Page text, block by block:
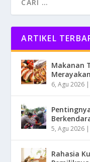
ARTIKEL
Makanan
6, Agu 2026 |
5, Agu 2026 |
Rahasia